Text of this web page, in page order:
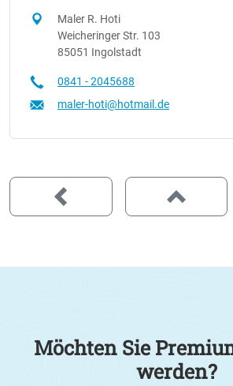
Maler R. Hoti
Weicheringer Str. 103
85051 Ingolstadt
0841 - 2045688
maler-hoti@hotmail.de
Möchten Sie
werden?